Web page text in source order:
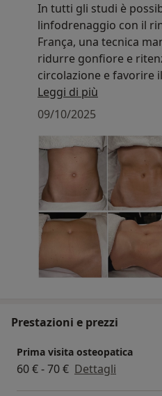
In tutti gli studi è
linfodrenaggio con il
França, una tecnica
ridurre gonfiore e
circolazione e favorire
Trattamento
tutte le sedi.
Leggi di più
09/10/2025
Prestazioni e prezzi
Prima visita osteopatica
60 € - 70 € Dettagli